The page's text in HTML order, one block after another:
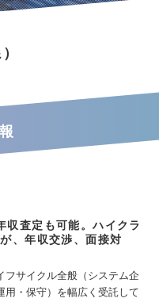
査定も可能。ハイクラ
、年収交渉、面接対
フサイクル全般（システム企
用・保守）を幅広く受託して